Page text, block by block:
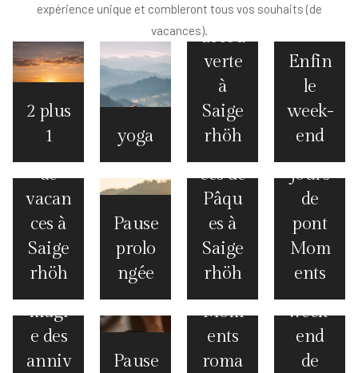
expérience unique et combleront tous vos souhaits (de
vacances).
2 plus
1
yoga
ées
décou
verte
à
Saige
rhöh
Enfin
le
week-
end
de
vacan
ces à
Saige
rhöh
Pause
prolo
ngée
ées de
Pâqu
es à
Saige
rhöh
jours
de
pont
Mom
ents
magi
e des
anniv
Pause
Mom
ents
roma
week-
end
de